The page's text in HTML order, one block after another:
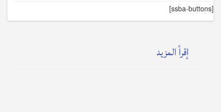
[ssba-buttons]
إقرأ المزيد